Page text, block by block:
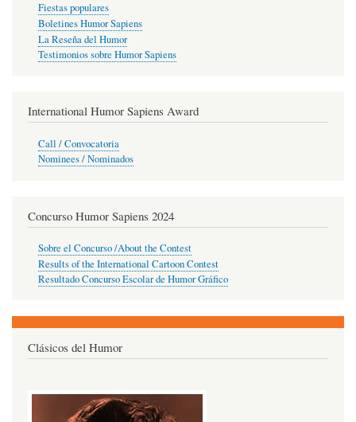
Fiestas populares
Boletines Humor Sapiens
La Reseña del Humor
Testimonios sobre Humor Sapiens
International Humor Sapiens Award
Call / Convocatoria
Nominees / Nominados
Concurso Humor Sapiens 2024
Sobre el Concurso /About the Contest
Results of the International Cartoon Contest
Resultado Concurso Escolar de Humor Gráfico
Clásicos del Humor